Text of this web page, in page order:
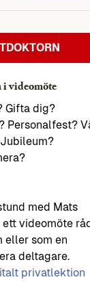
videomöte
Gifta dig?
Personalfest?
med Mats
ett videomöte
eller som en
deltagare.
privatlektion